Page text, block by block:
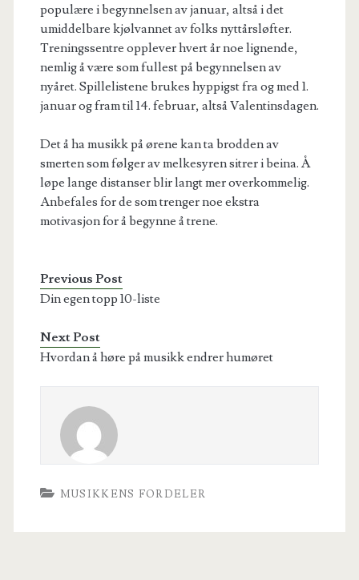
populære i begynnelsen av januar, altså i det
umiddelbare kjølvannet av folks nyttårsløfter.
Treningssentre opplever hvert år noe lignende,
nemlig å være som fullest på begynnelsen av
nyåret. Spillelistene brukes hyppigst fra og med 1.
januar og fram til 14. februar, altså Valentinsdagen.
Det å ha musikk på ørene kan ta brodden av
smerten som følger av melkesyren sitrer i beina. Å
løpe lange distanser blir langt mer overkommelig.
Anbefales for de som trenger noe ekstra
motivasjon for å begynne å trene.
Previous Post
Din egen topp 10-liste
Next Post
Hvordan å høre på musikk endrer humøret
MUSIKKENS FORDELER